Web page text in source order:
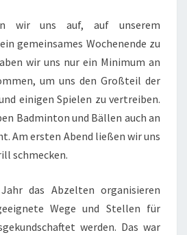
wir uns auf, auf unserem
gemeinsames Wochenende zu
wir uns nur ein Minimum an
um uns den Großteil der
einigen Spielen zu vertreiben.
Badminton und Bällen auch an
Am ersten Abend ließen wir uns
schmecken.
das Abzelten organisieren
Wege und Stellen für
werden. Das war